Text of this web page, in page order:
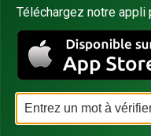
Téléchargez notre